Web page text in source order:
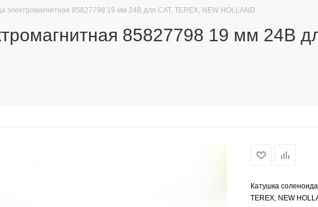
электромагнитная 85827798 19 мм 24В для CAT, TEREX, NEW HOLLAND
85827798 19 мм 24В
Катушка
TEREX, NEW